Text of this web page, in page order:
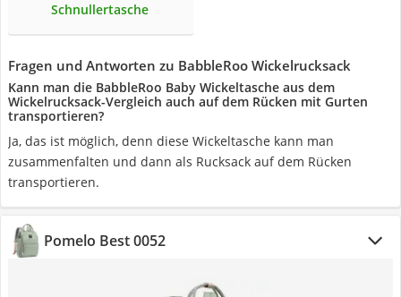
Schnullertasche
Fragen und Antworten zu BabbleRoo Wickelrucksack
Kann man die BabbleRoo Baby Wickeltasche aus dem
Wickelrucksack-Vergleich auch auf dem Rücken mit Gurten
transportieren?
Ja, das ist möglich, denn diese Wickeltasche kann man
zusammenfalten und dann als Rucksack auf dem Rücken
transportieren.
Pomelo Best 0052